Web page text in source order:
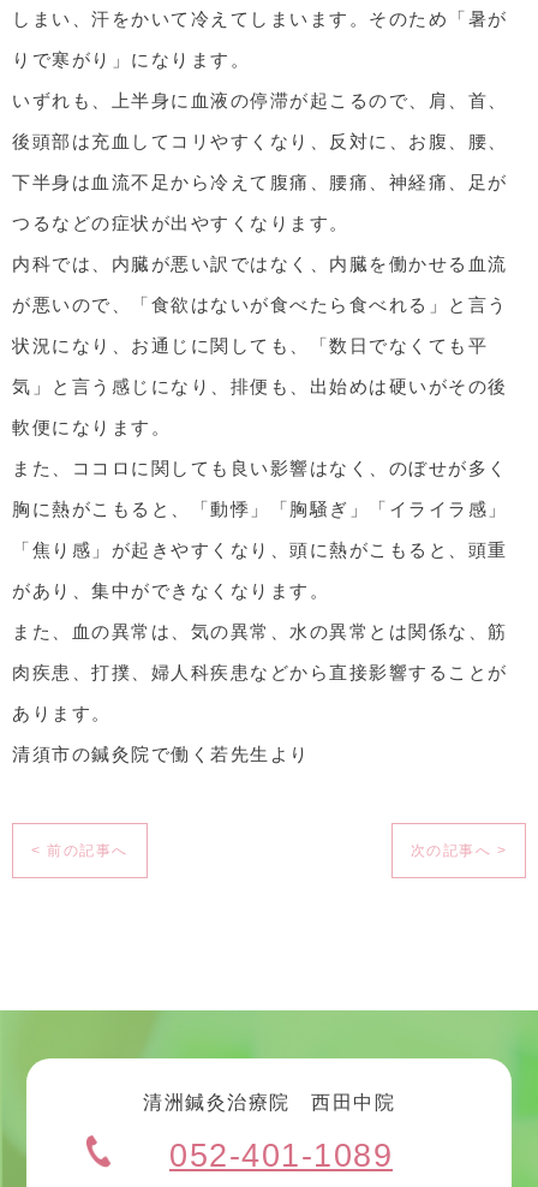
しまい、汗をかいて冷えてしまいます。そのため「暑が
りで寒がり」になります。
いずれも、上半身に血液の停滞が起こるので、肩、首、
後頭部は充血してコリやすくなり、反対に、お腹、腰、
下半身は血流不足から冷えて腹痛、腰痛、神経痛、足が
つるなどの症状が出やすくなります。
内科では、内臓が悪い訳ではなく、内臓を働かせる血流
が悪いので、「食欲はないが食べたら食べれる」と言う
状況になり、お通じに関しても、「数日でなくても平
気」と言う感じになり、排便も、出始めは硬いがその後
軟便になります。
また、ココロに関しても良い影響はなく、のぼせが多く
胸に熱がこもると、「動悸」「胸騒ぎ」「イライラ感」
「焦り感」が起きやすくなり、頭に熱がこもると、頭重
があり、集中ができなくなります。
また、血の異常は、気の異常、水の異常とは関係な、筋
肉疾患、打撲、婦人科疾患などから直接影響することが
あります。
清須市の鍼灸院で働く若先生より
< 前の記事へ 次の記事へ >
清洲鍼灸治療院 西田中院
052-401-1089